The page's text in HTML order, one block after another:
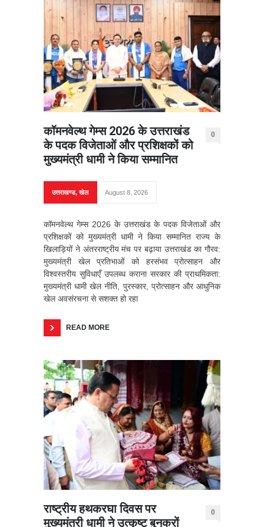
कॉमनवेल्थ गेम्स 2026 के उत्तराखंड
के पदक विजेताओं और प्रशिक्षकों को
मुख्यमंत्री धामी ने किया सम्मानित
0
उत्तराखण्ड,खेल August 8, 2026
कॉमनवेल्थ गेम्स 2026 के उत्तराखंड के पदक विजेताओं और
प्रशिक्षकों को मुख्यमंत्री धामी ने किया सम्मानित राज्य के
खिलाड़ियों ने अंतरराष्ट्रीय मंच पर बढ़ाया उत्तराखंड का गौरव:
मुख्यमंत्री खेल प्रतिभाओं को हरसंभव प्रोत्साहन और
विश्वस्तरीय सुविधाएँ उपलब्ध कराना सरकार की प्राथमिकता:
मुख्यमंत्री धामी खेल नीति, पुरस्कार, प्रोत्साहन और आधुनिक
खेल अवसंरचना से सशक्त हो रहा
READ MORE
राष्ट्रीय हथकरघा दिवस पर
मुख्यमंत्री धामी ने उत्कृष्ट बुनकरों
0